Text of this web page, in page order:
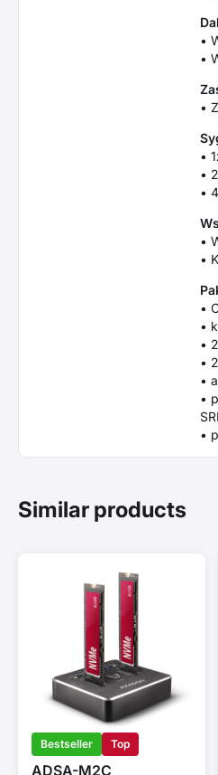
•
•
•
•
•
•
•
•
•
•
•
•
•
•
•
Similar products
Bestseller Top
ADSA-M2C